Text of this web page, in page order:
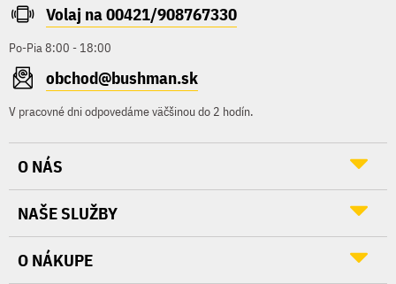
Volaj na 00421/908767330
Po-Pia 8:00 - 18:00
obchod@bushman.sk
V pracovné dni odpovedáme väčšinou do 2 hodín.
O NÁS
NAŠE SLUŽBY
O NÁKUPE